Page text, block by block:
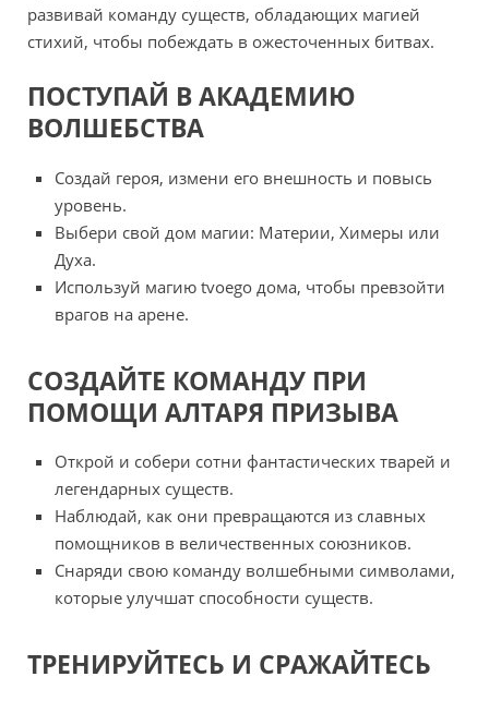
развивай команду существ, обладающих магией
стихий, чтобы побеждать в ожесточенных битвах.
ПОСТУПAЙ В АКАДЕМИЮ
ВОЛШЕБСТВА
Создай героя, измени его внешность и повысь
уровень.
Выбери свой дом магии: Материи, Химеры или
Духа.
Используй магию tvoego дома, чтобы превзойти
врагов на арене.
СОЗДАЙТЕ КОМАНДУ ПРИ
ПОМОЩИ АЛТАРЯ ПРИЗЫВА
Открой и собери сотни фантастических тварей и
легендарных существ.
Наблюдай, как они превращаются из славных
помощников в величественных союзников.
Снаряди свою команду волшебными символами,
которые улучшат способности существ.
ТРЕНИРУЙТЕСЬ И СРАЖАЙТЕСЬ